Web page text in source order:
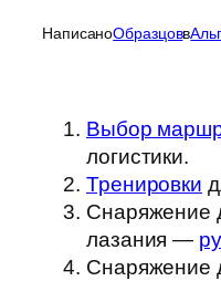
НаписаноОбразцовв
Выбор
логистики.
Тренировки
Снаряжение
лазания —
Снаряжение